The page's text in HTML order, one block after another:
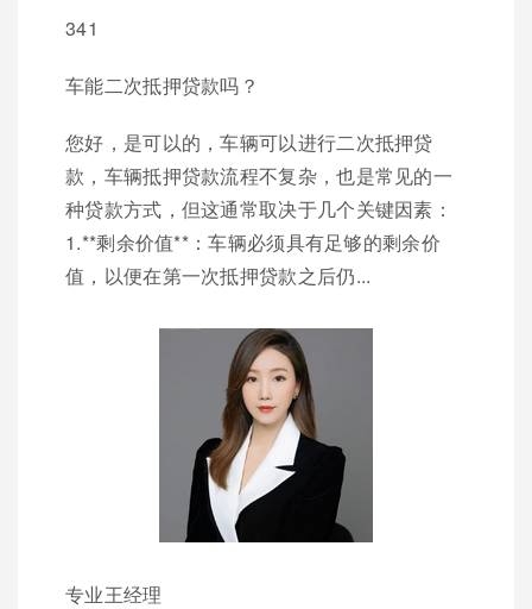
341
车能二次抵押贷款吗？
您好，是可以的，车辆可以进行二次抵押贷
款，车辆抵押贷款流程不复杂，也是常见的一
种贷款方式，但这通常取决于几个关键因素：
1.**剩余价值**：车辆必须具有足够的剩余价
值，以便在第一次抵押贷款之后仍...
专业王经理